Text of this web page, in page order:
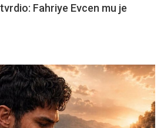
Fahriye Evcen mu je